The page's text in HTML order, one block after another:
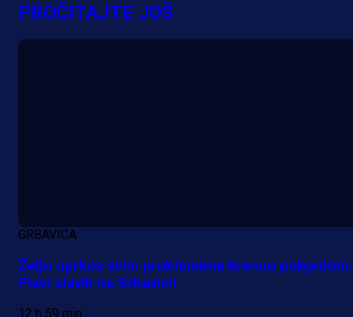
PROČITAJTE JOŠ
GRBAVICA
Željo uprkos svim problemima krenuo pobjedom:
Plavi slavili na Grbavici!
12 h 59 min